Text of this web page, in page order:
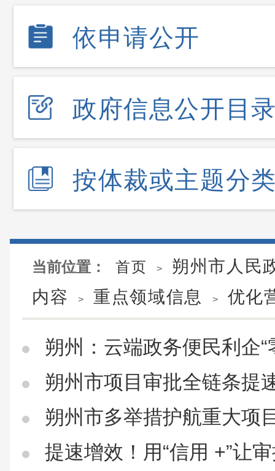
依申请公开
政府信息公开目
按体裁或主题分
当前位置： 首页 >
朔州市人民
内容
> 重点领域信息 > 优化
朔州：云端政务便民利企“
朔州市项目审批全链条提
朔州市多举措护航重大项
提速增效！用“信用 +”让